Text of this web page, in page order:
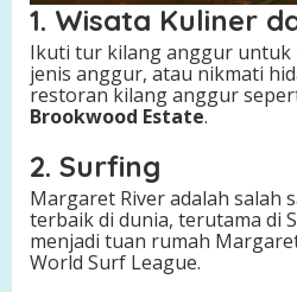
1. Wisata Kuliner
Ikuti tur kilang anggur untuk
jenis anggur, atau nikmati
restoran kilang anggur
Brookwood Estate.
2. Surfing
Margaret River adalah salah
terbaik di dunia, terutama di
menjadi tuan rumah
World Surf League.